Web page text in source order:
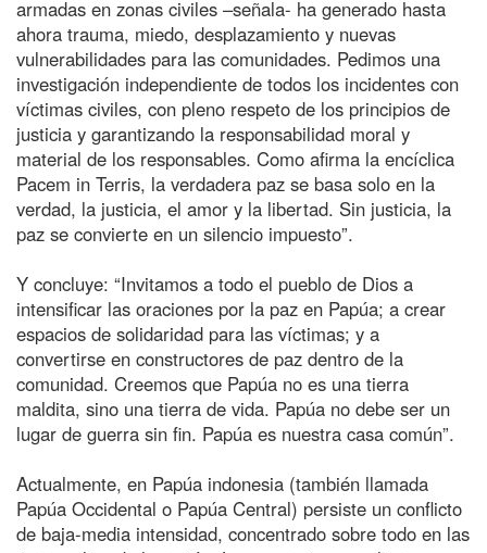
armadas en zonas civiles –señala- ha generado hasta
ahora trauma, miedo, desplazamiento y nuevas
vulnerabilidades para las comunidades. Pedimos una
investigación independiente de todos los incidentes con
víctimas civiles, con pleno respeto de los principios de
justicia y garantizando la responsabilidad moral y
material de los responsables. Como afirma la encíclica
Pacem in Terris, la verdadera paz se basa solo en la
verdad, la justicia, el amor y la libertad. Sin justicia, la
paz se convierte en un silencio impuesto”.
Y concluye: “Invitamos a todo el pueblo de Dios a
intensificar las oraciones por la paz en Papúa; a crear
espacios de solidaridad para las víctimas; y a
convertirse en constructores de paz dentro de la
comunidad. Creemos que Papúa no es una tierra
maldita, sino una tierra de vida. Papúa no debe ser un
lugar de guerra sin fin. Papúa es nuestra casa común”.
Actualmente, en Papúa indonesia (también llamada
Papúa Occidental o Papúa Central) persiste un conflicto
de baja-media intensidad, concentrado sobre todo en las